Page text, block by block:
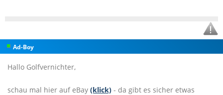
Ad-Boy
Hallo Golfvernichter,
schau mal hier auf eBay (klick) - da gibt es sicher etwas